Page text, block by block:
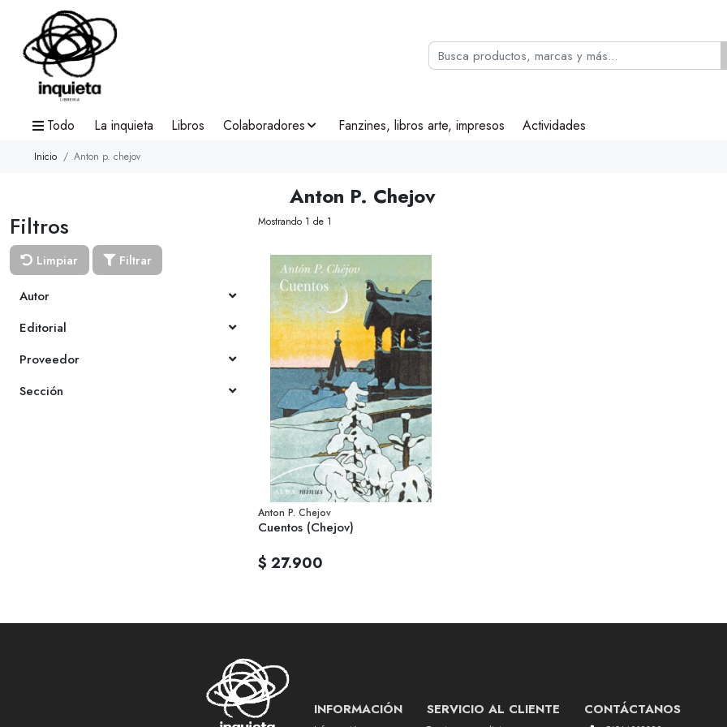
Todo La inquieta Libros Colaboradores Fanzines, libros arte, impresos Actividades
Inicio Anton p. chejov
Anton P. Chejov
Filtros
Limpiar
Filtrar
Autor
Editorial
Proveedor
Sección
Mostrando 1 de 1
Anton P. Chejov
Cuentos (Chejov)
$ 27.900
INFORMACIÓN SERVICIO AL CLIENTE CONTÁCTANOS